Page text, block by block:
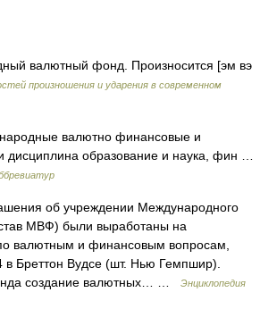
валютный фонд. Произносится [эм вэ
произношения и ударения в современном
валютно финансовые и
дисциплина образование и наука, фин …
об учреждении Международного
МВФ) были выработаны на
валютным и финансовым вопросам,
в Бреттон Вудсе (шт. Нью Гемпшир).
создание валютных… …
Энциклопедия